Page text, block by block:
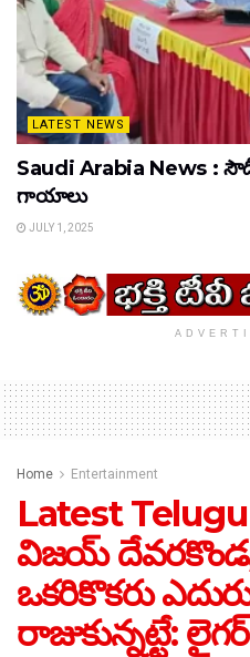
LATEST NEWS
Saudi Arabia News :
గాయాలు
JULY 1, 2025
Home Entertainment
Latest
విజయ్
ఒకరికొకరు
రాజుకున్నట్టే: